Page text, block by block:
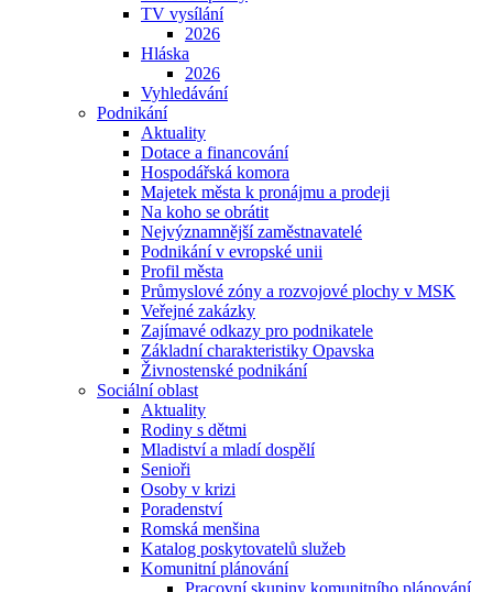
TV vysílání
2026
Hláska
2026
Vyhledávání
Podnikání
Aktuality
Dotace a financování
Hospodářská komora
Majetek města k pronájmu a prodeji
Na koho se obrátit
Nejvýznamnější zaměstnavatelé
Podnikání v evropské unii
Profil města
Průmyslové zóny a rozvojové plochy v MSK
Veřejné zakázky
Zajímavé odkazy pro podnikatele
Základní charakteristiky Opavska
Živnostenské podnikání
Sociální oblast
Aktuality
Rodiny s dětmi
Mladiství a mladí dospělí
Senioři
Osoby v krizi
Poradenství
Romská menšina
Katalog poskytovatelů služeb
Komunitní plánování